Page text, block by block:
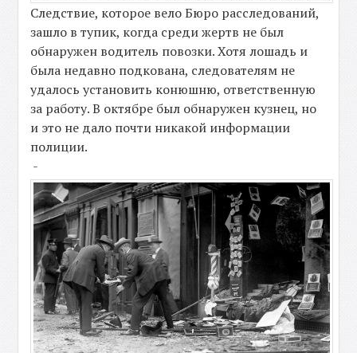
Следствие, которое вело Бюро расследований,
зашло в тупик, когда среди жертв не был
обнаружен водитель повозки. Хотя лошадь и
была недавно подкована, следователям не
удалось установить конюшню, ответственную
за работу. В октябре был обнаружен кузнец, но
и это не дало почти никакой информации
полиции.
-